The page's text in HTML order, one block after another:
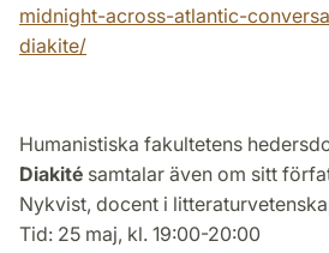
midnight-across-atlantic-
diakite/
Humanistiska fakultetens
Diakité samtalar även om sitt
Nykvist, docent i
Tid: 25 maj, kl. 19:00-20:00